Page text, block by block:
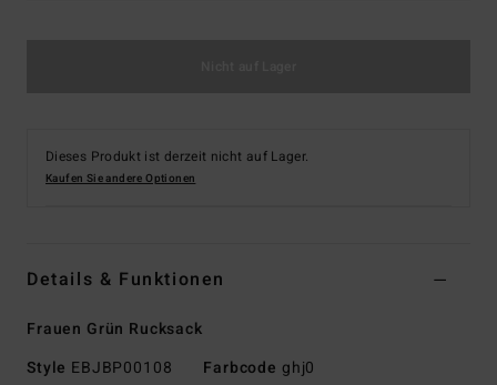
Dieses Produkt ist derzeit nicht auf Lager.
Kaufen Sie andere Optionen
Details & Funktionen
Frauen Grün Rucksack
Style EBJBP00108 Farbcode ghj0